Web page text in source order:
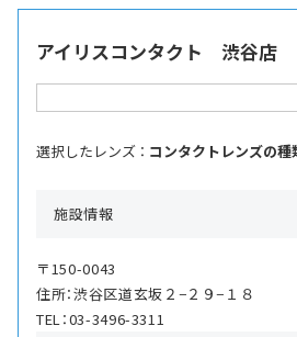
アイリスコンタクト 渋谷店
選択したレンズ ： コンタクトレンズの種
施設情報
〒150-0043
住所：渋谷区道玄坂２−２９−１８
TEL：03-3496-3311